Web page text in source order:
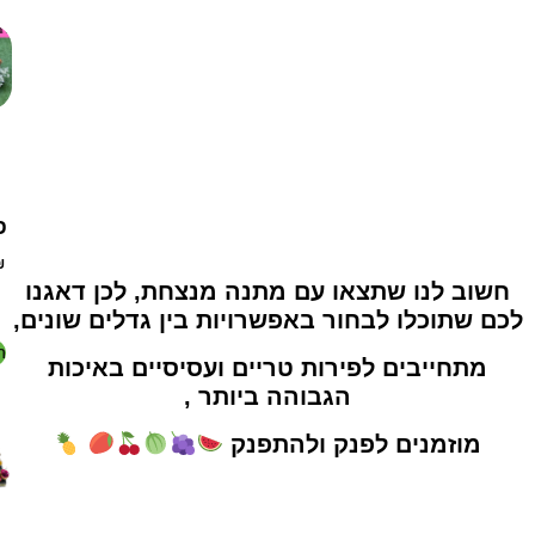
חשוב לנו שתצאו עם מתנה מנצחת, לכן דאגנו
לכם שתוכלו לבחור באפשרויות בין גדלים שונים,
מתחייבים לפירות טריים ועסיסיים באיכות
הגבוהה ביותר ,
מוזמנים לפנק ולהתפנק